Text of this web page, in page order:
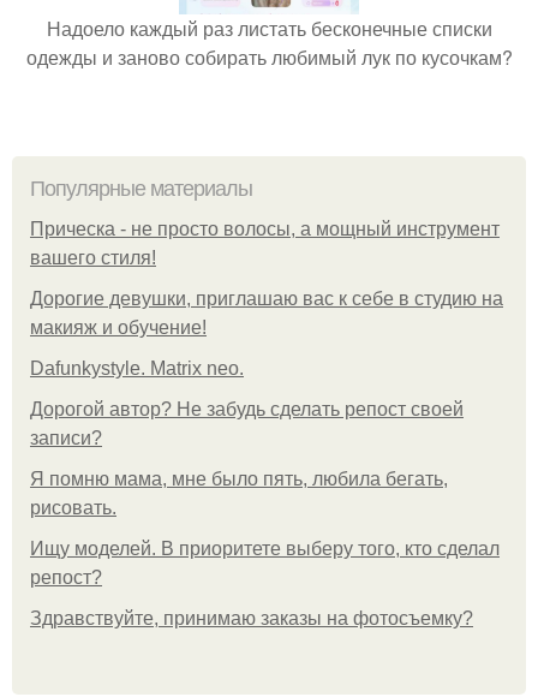
Надоело каждый раз листать бесконечные списки
одежды и заново собирать любимый лук по кусочкам?
Популярные материалы
Прическа - не просто волосы, а мощный инструмент
вашего стиля!
Дорогие девушки, приглашаю вас к себе в студию на
макияж и обучение!
Dafunkystyle. Matrix neo.
Дорогой автор? Не забудь сделать репост своей
записи?
Я помню мама, мне было пять, любила бегать,
рисовать.
Ищу моделей. В приоритете выберу того, кто сделал
репост?
Здравствуйте, принимаю заказы на фотосъемку?